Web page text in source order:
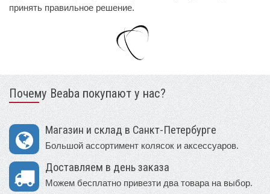
принять правильное решение.
Почему Beaba покупают у нас?
Магазин и склад в Санкт-Петербурге
Большой ассортимент колясок и аксессуаров.
Доставляем в день заказа
Можем бесплатно привезти два товара на выбор.